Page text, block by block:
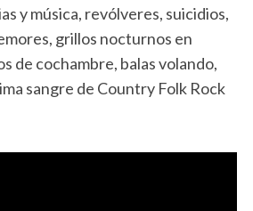
y música, revólveres, suicidios,
grillos nocturnos en
de cochambre, balas volando,
sangre de Country Folk Rock